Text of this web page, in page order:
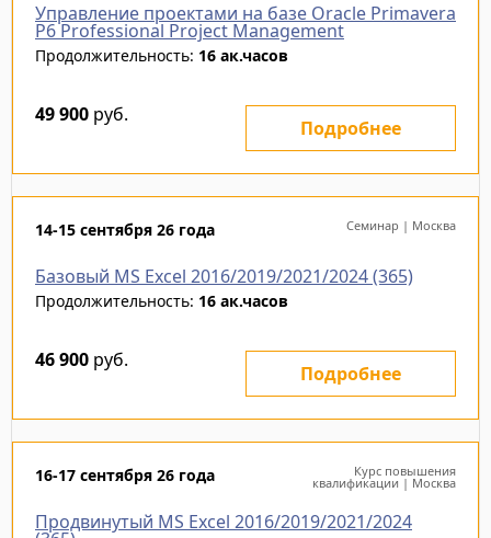
Управление проектами на базе Oracle Primavera
P6 Professional Project Management
Продолжительность: 16 ак.часов
49 900 руб.
Подробнее
14-15 сентября 26 года Семинар | Москва
Базовый MS Excel 2016/2019/2021/2024 (365)
Продолжительность: 16 ак.часов
46 900 руб.
Подробнее
16-17 сентября 26 года Курс повышения
квалификации | Москва
Продвинутый MS Excel 2016/2019/2021/2024